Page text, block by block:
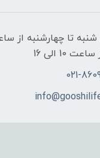
الی 16
021-